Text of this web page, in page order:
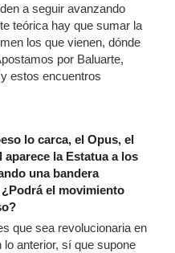
a seguir avanzando
teórica hay que sumar la
los que vienen, dónde
por Baluarte,
estos encuentros
lo carca, el Opus, el
la Estatua a los
una bandera
el movimiento
que sea revolucionaria en
anterior, sí que supone